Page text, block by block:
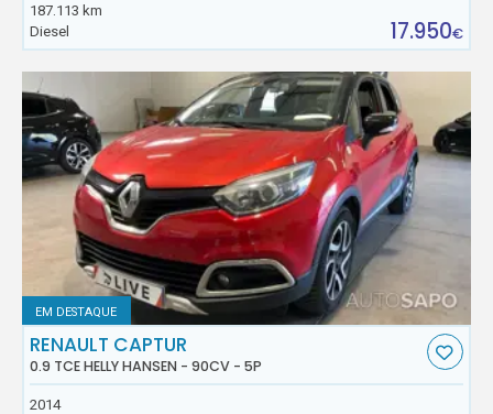
187.113 km
Diesel
17.950€
EM DESTAQUE
RENAULT CAPTUR
0.9 TCE HELLY HANSEN - 90CV - 5P
2014